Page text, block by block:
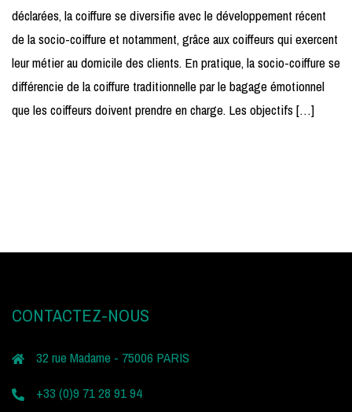
déclarées, la coiffure se diversifie avec le développement récent
de la socio-coiffure et notamment, grâce aux coiffeurs qui exercent
leur métier au domicile des clients. En pratique, la socio-coiffure se
différencie de la coiffure traditionnelle par le bagage émotionnel
que les coiffeurs doivent prendre en charge. Les objectifs […]
CONTACTEZ-NOUS
32 rue Madame - 75006 PARIS
+33 (0)9 71 28 91 94